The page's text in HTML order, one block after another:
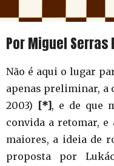
Por Miguel Serras
Não é aqui o lugar
apenas preliminar, a
2003) [*], e de que
convida a retomar, e
maiores, a ideia de
proposta por